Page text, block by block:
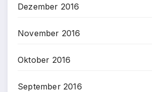
Dezember 2016
November 2016
Oktober 2016
September 2016